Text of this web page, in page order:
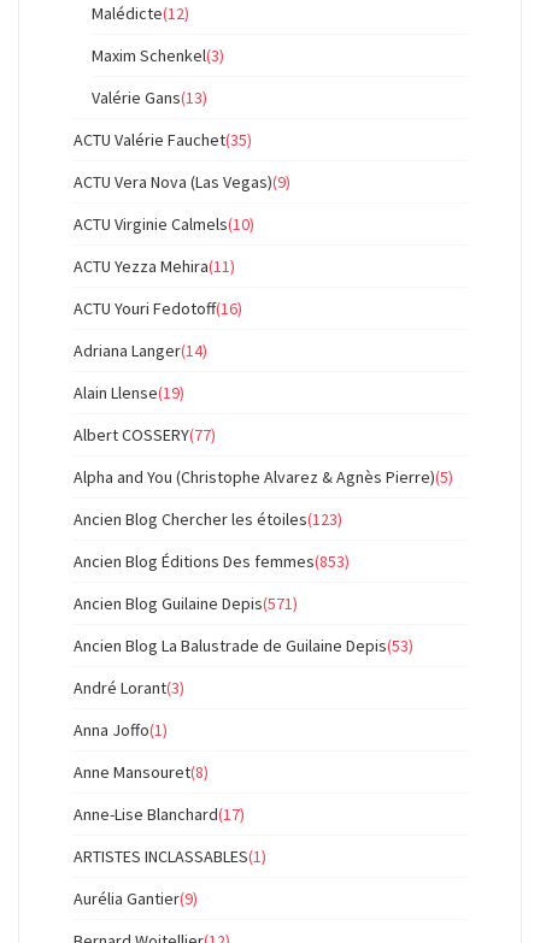
Malédicte(12)
Maxim Schenkel(3)
Valérie Gans(13)
ACTU Valérie Fauchet(35)
ACTU Vera Nova (Las Vegas)(9)
ACTU Virginie Calmels(10)
ACTU Yezza Mehira(11)
ACTU Youri Fedotoff(16)
Adriana Langer(14)
Alain Llense(19)
Albert COSSERY(77)
Alpha and You (Christophe Alvarez & Agnès Pierre)(5)
Ancien Blog Chercher les étoiles(123)
Ancien Blog Éditions Des femmes(853)
Ancien Blog Guilaine Depis(571)
Ancien Blog La Balustrade de Guilaine Depis(53)
André Lorant(3)
Anna Joffo(1)
Anne Mansouret(8)
Anne-Lise Blanchard(17)
ARTISTES INCLASSABLES(1)
Aurélia Gantier(9)